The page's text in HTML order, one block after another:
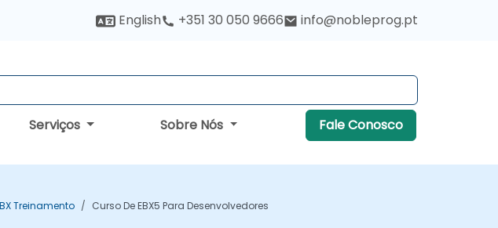
English +351 30 050 9666 info@nobleprog.pt
Serviços Sobre Nós Fale Conosco
Treinamento Curso De EBX5 Para Desenvolvedores